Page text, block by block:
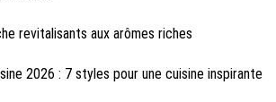
revitalisants aux arômes riches
2026 : 7 styles pour une cuisine inspirante